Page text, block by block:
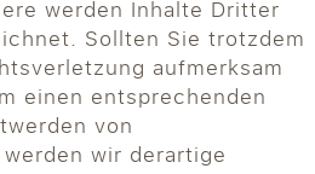
werden Inhalte Dritter
Sollten Sie trotzdem
aufmerksam
einen entsprechenden
von
wir derartige